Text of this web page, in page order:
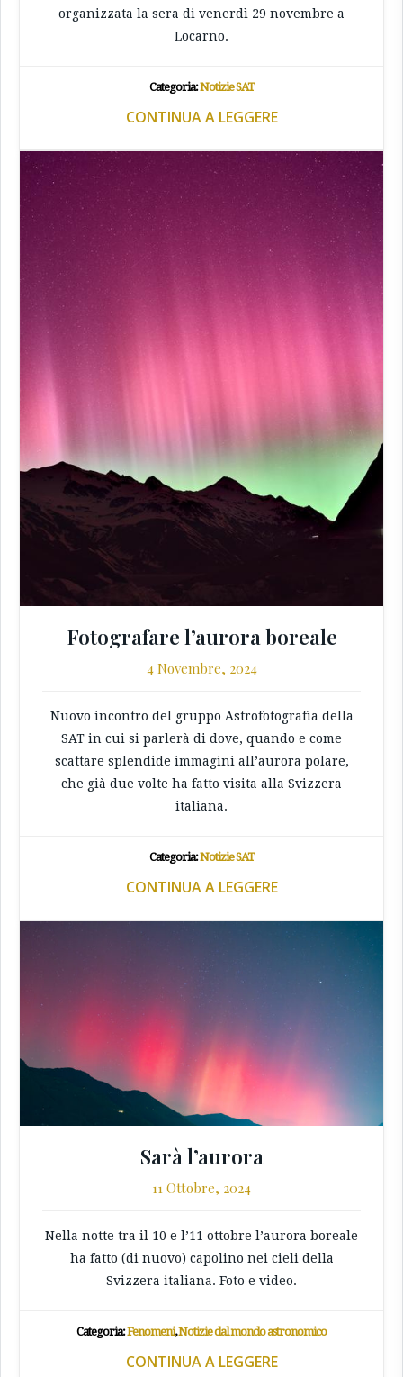
organizzata la sera di venerdì 29 novembre a
Locarno.
Categoria:Notizie SAT
CONTINUA A LEGGERE
Fotografare l’aurora boreale
4 Novembre, 2024
Nuovo incontro del gruppo Astrofotografia della
SAT in cui si parlerà di dove, quando e come
scattare splendide immagini all’aurora polare,
che già due volte ha fatto visita alla Svizzera
italiana.
Categoria:Notizie SAT
CONTINUA A LEGGERE
Sarà l’aurora
11 Ottobre, 2024
Nella notte tra il 10 e l’11 ottobre l’aurora boreale
ha fatto (di nuovo) capolino nei cieli della
Svizzera italiana. Foto e video.
Categoria:Fenomeni,Notizie dal mondo astronomico
CONTINUA A LEGGERE